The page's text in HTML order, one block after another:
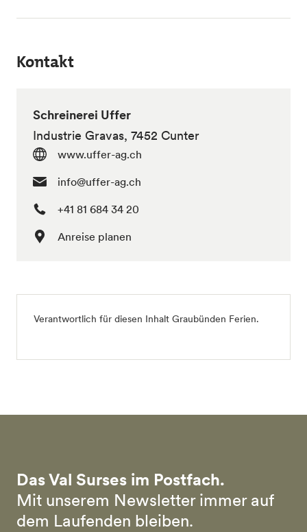
Kontakt
Schreinerei Uffer
Industrie Gravas, 7452 Cunter
www.uffer-ag.ch
info@uffer-ag.ch
+41 81 684 34 20
Anreise planen
Verantwortlich für diesen Inhalt Graubünden Ferien.
Das Val Surses im Postfach.
Mit unserem Newsletter immer auf
dem Laufenden bleiben.